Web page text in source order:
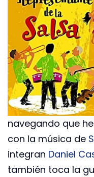
navegando que
con la música de
integran Daniel
también toca la